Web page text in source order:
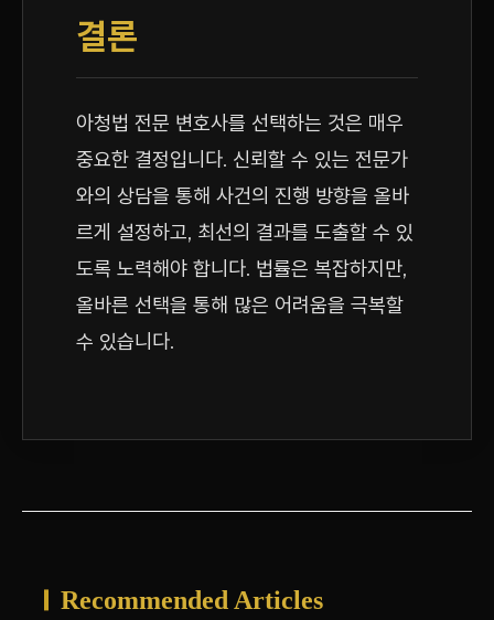
결론
아청법 전문 변호사를 선택하는 것은 매우
중요한 결정입니다. 신뢰할 수 있는 전문가
와의 상담을 통해 사건의 진행 방향을 올바
르게 설정하고, 최선의 결과를 도출할 수 있
도록 노력해야 합니다. 법률은 복잡하지만,
올바른 선택을 통해 많은 어려움을 극복할
수 있습니다.
Recommended Articles